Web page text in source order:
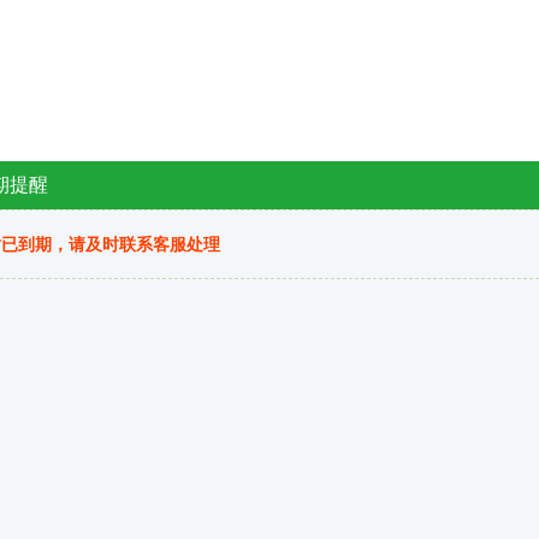
提醒
到期，请及时联系客服处理